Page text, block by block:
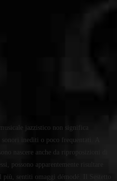
jazzistico non significa
inediti o poco frequentati. A
nascere anche da riproposizioni di
possono apparentemente risultare
sentiti omaggi démodé. Il Sestetto